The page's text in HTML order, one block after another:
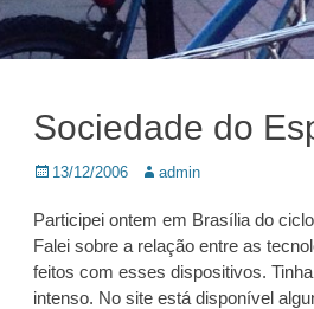
Sociedade do
Posted
13/12/2006 Autor:
admin
Participei ontem em Brasília do
Falei sobre a relação entre as
feitos com esses dispositivos.
intenso. No site está disponível